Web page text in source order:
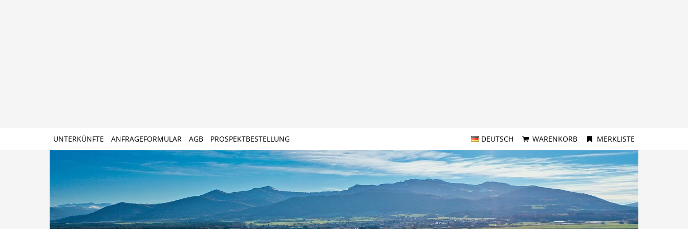
DEUTSCH WARENKORB MERKLISTE
UNTERKÜNFTE ANFRAGEFORMULAR AGB PROSPEKTBESTELLUNG